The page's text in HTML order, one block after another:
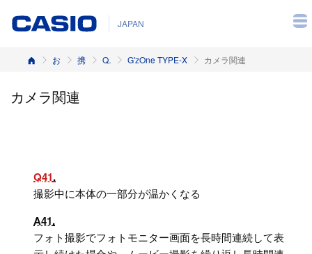
JAPAN
ホーム お客様サポート 携帯電話 Q&A（よくある質問と答え） G'zOne TYPE-X カメラ関連
カメラ関連
Q41
撮影中に本体の一部分が温かくなる
A41
フォト撮影でフォトモニター画面を長時間連続して表